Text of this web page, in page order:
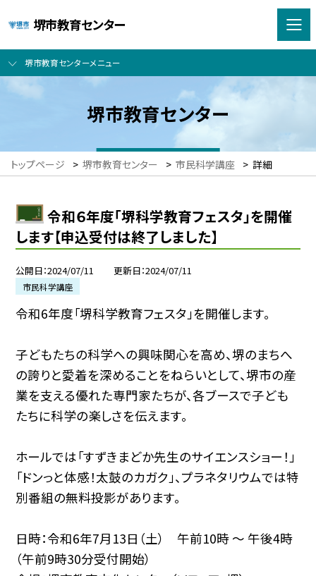
堺市教育センター
堺市教育センターメニュー
堺市教育センター
トップページ > 堺市教育センター > 市民科学講座 > 詳細
令和６年度「堺科学教育フェスタ」を開催
します【申込受付は終了しました】
公開日 2024/07/11 更新日 2024/07/11
市民科学講座
令和6年度「堺科学教育フェスタ」を開催します。
子どもたちの科学への興味関心を高め、堺のまちへ
の誇りと愛着を深めることをねらいとして、堺市の産
業を支える優れた専門家たちが、各ブースで子ども
たちに科学の楽しさを伝えます。
ホールでは「すずきまどか先生のサイエンスショー！」
「ドンっと体感！太鼓のカガク」、プラネタリウムでは特
別番組の無料投影があります。
日時：令和6年7月13日（土） 午前10時 〜 午後4時
（午前9時30分受付開始）